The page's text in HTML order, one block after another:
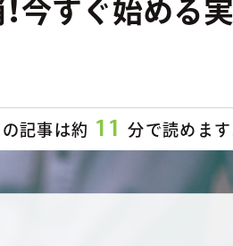
すぐ始める実
の記事は約 11分で読めます